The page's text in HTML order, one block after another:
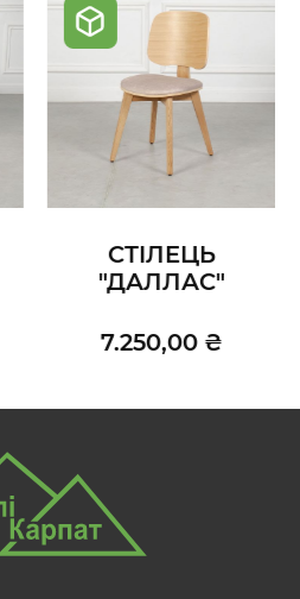
СТІЛЕЦЬ
"ДАЛЛАС"
7.250,00 ₴